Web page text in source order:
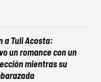
a Tuli Acosta:
un romance con un
mientras su